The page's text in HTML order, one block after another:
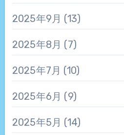
2025年9月 (13)
2025年8月 (7)
2025年7月 (10)
2025年6月 (9)
2025年5月 (14)